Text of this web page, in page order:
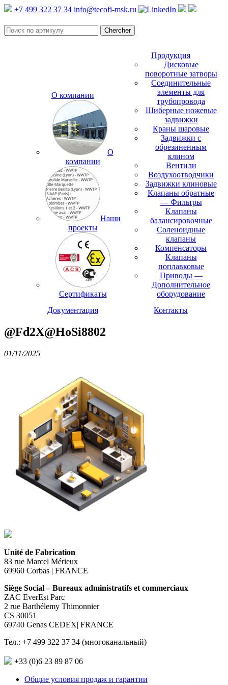
+7 499 322 37 34 info@tecofi-msk.ru
О компании
О
компании
Наши
проекты
Сертификаты
Продукция
Дисковые
поворотные затворы
Соединительные
элементы для
трубопровода
Шиберные ножевые
задвижки
Краны шаровые
Задвижки с
обрезиненным
клином
Вентили
Воздухоотводчики
Задвижки клиновые
Клапаны обратные
— Фильтры
Клапаны
балансировочные
Соленоидные
клапаны
Компенсаторы
Клапаны
поплавковые
Приводы —
Дополнительное
оборудование
Документация
Контакты
@Fd2X@HoSi8802
01/11/2025
Unité de Fabrication
83 rue Marcel Mérieux
69960 Corbas | FRANCE
Siège Social – Bureaux administratifs et commerciaux
ZAC EverEst Parc
2 rue Barthélemy Thimonnier
CS 30051
69740 Genas CEDEX| FRANCE
Тел.: +7 499 322 37 34 (многоканальный)
+33 (0)6 23 89 87 06
Общие условия продаж и гарантии